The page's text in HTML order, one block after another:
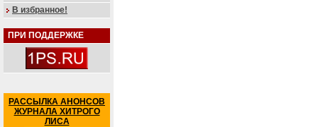
В избранное!
ПРИ ПОДДЕРЖКЕ
РАССЫЛКА АНОНСОВ
ЖУРНАЛА ХИТРОГО
ЛИСА